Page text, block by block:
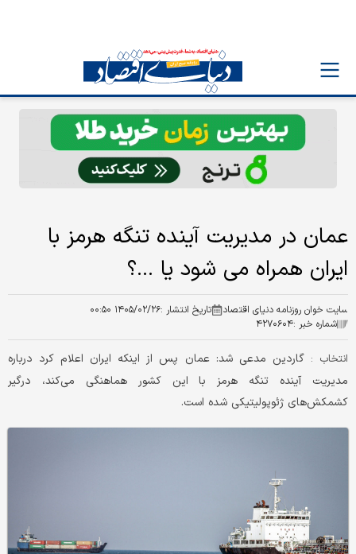
عمان در مدیریت آینده تنگه هرمز با
ایران همراه می شود یا ...؟
سایت خوان روزنامه دنیای اقتصاد تاریخ انتشار :۱۴۰۵/۰۲/۲۶ ۰۰:۵۰
شماره خبر :۴۲۷۰۶۰۴
انتخاب :گاردین مدعی شد: عمان پس از اینکه ایران اعلام کرد درباره
مدیریت آینده تنگه هرمز با این کشور هماهنگی می‌کند، درگیر
کشمکش‌های ژئوپولیتیکی شده است.